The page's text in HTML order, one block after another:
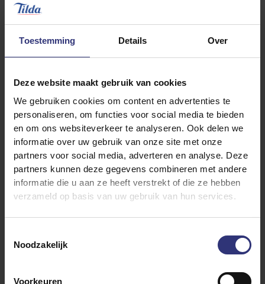
Toestemming Details Over
Deze website maakt gebruik van cookies
We gebruiken cookies om content en advertenties te
personaliseren, om functies voor social media te bieden
en om ons websiteverkeer te analyseren. Ook delen we
informatie over uw gebruik van onze site met onze
partners voor social media, adverteren en analyse. Deze
partners kunnen deze gegevens combineren met andere
informatie die u aan ze heeft verstrekt of die ze hebben
verzameld op basis van uw gebruik van hun services.
Noodzakelijk
Voorkeuren
koude dag. De subtiele kruidigheid van de kardemom
vermengt zich perfect met de zachte textuur van de
rijst, waardoor elke hap een verrukking is voor de
31 - 60 minuten Voor 4 personen
Dit recept gebruikt:
Pure Basmati Rice
Verkooplocaties